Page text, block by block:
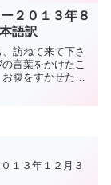
２０１３年８
語訳
訪ねて来て下さ
言葉をかけたこ
腹をすかせた父
１３年１２月３